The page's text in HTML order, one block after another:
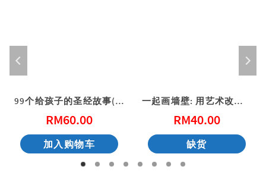
99个给孩子的圣经故事(简体)
RM60.00
加入购物车
一起画墙壁: 用艺术改变社区 (港版)
RM40.00
缺货